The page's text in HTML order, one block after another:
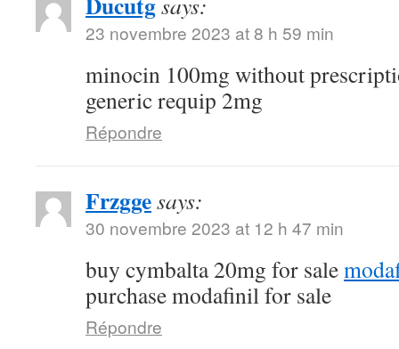
23 novembre 2023 at 8 h 59 min
minocin 100mg without
generic requip 2mg
Répondre
Frzggesays:
30 novembre 2023 at 12 h 47 min
buy cymbalta 20mg for sale
purchase modafinil for sale
Répondre